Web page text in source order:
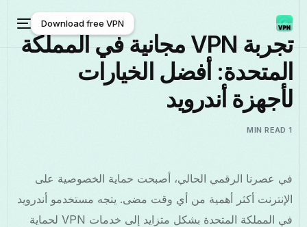
Download free VPN
Download free VPN
تجربة VPN مجانية في المملكة
المتحدة: أفضل الخيارات
لأجهزة أندرويد
1 MIN READ
في عصرنا الرقمي الحالي، أصبحت حماية الخصوصية على
الإنترنت أكثر أهمية من أي وقت مضى. يتجه مستخدمو أندرويد
في المملكة المتحدة بشكل متزايد إلى خدمات VPN لحماية